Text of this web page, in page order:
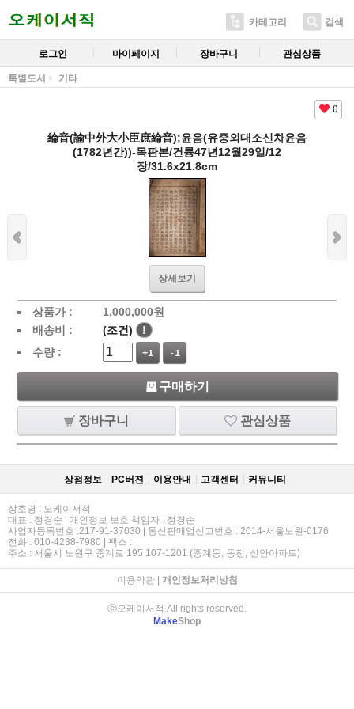
카테고리 검색
로그인 마이페이지 장바구니 관심상품
특별도서 기타
0
綸音(諭中外大小臣庶綸音);윤음(유중외대소신차윤음
(1782년간))-목판본/건륭47년12월29일/12
장/31.6x21.8cm
상세보기
상품가 : 1,000,000원
배송비 :
(조건)
!
수량 :
+1 -1
구매하기
장바구니 관심상품
상점정보 PC버젼 이용안내 고객센터 커뮤니티
상호명 : 오케이서적
대표 : 정경순 | 개인정보 보호 책임자 : 정경순
사업자등록번호 :217-91-37030 | 통신판매업신고번호 : 2014-서울노원-0176
전화 : 010-4238-7980 | 팩스 :
주소 : 서울시 노원구 중계로 195 107-1201 (중계동, 동진, 신안아파트)
이용약관| 개인정보처리방침
ⓒ오케이서적 All rights reserved.
MakeShop